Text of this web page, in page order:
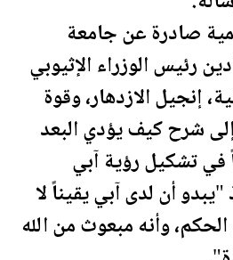
صادرة عن جامعة
رئيس الوزراء الإثيوبي
إنجيل الازدهار، وقوة
إلى شرح كيف يؤدي البعد
في تشكيل رؤية آبي
"يبدو أن لدى آبي يقيناً لا
وأنه مبعوث من الله